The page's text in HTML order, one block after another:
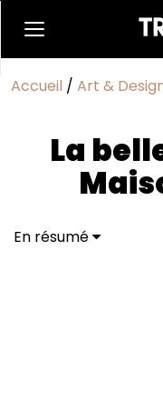
Accueil / Art &
La
En résumé